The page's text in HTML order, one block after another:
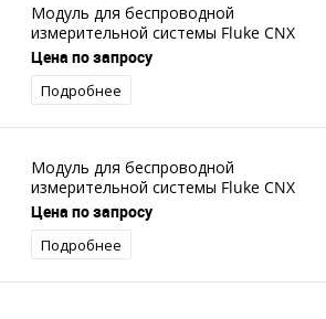
Модуль для беспроводной
измерительной системы Fluke CNX
i3000 iFlex
Цена по запросу
Подробнее
Модуль для беспроводной
измерительной системы Fluke CNX
a3000
Цена по запросу
Подробнее